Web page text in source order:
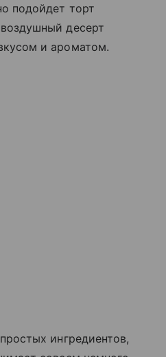
подойдет торт
десерт
и ароматом.
ингредиентов,